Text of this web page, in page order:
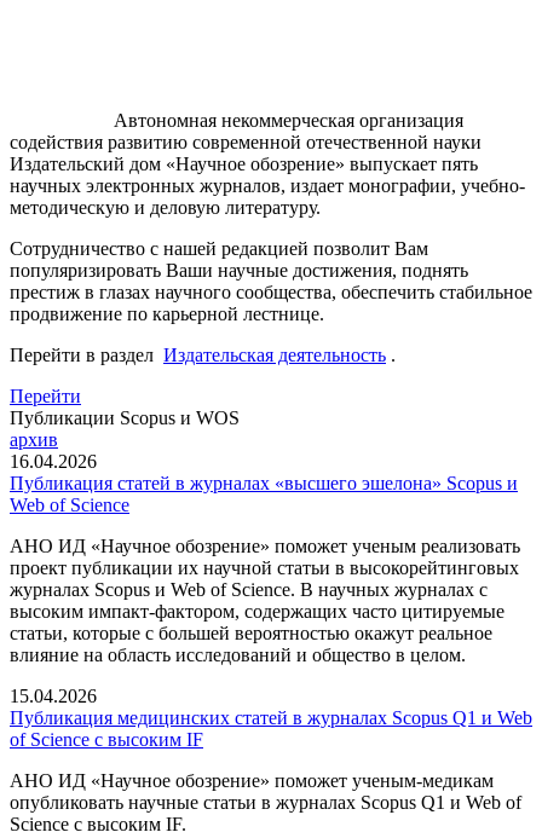
Автономная некоммерческая организация
содействия развитию современной отечественной науки
Издательский дом «Научное обозрение» выпускает пять
научных электронных журналов, издает монографии, учебно-
методическую и деловую литературу.
Сотрудничество с нашей редакцией позволит Вам
популяризировать Ваши научные достижения, поднять
престиж в глазах научного сообщества, обеспечить стабильное
продвижение по карьерной лестнице.
Перейти в раздел Издательская деятельность .
Перейти
Публикации Scopus и WOS
архив
16.04.2026
Публикация статей в журналах «высшего эшелона» Scopus и
Web of Science
АНО ИД «Научное обозрение» поможет ученым реализовать
проект публикации их научной статьи в высокорейтинговых
журналах Scopus и Web of Science. В научных журналах с
высоким импакт-фактором, содержащих часто цитируемые
статьи, которые с большей вероятностью окажут реальное
влияние на область исследований и общество в целом.
15.04.2026
Публикация медицинских статей в журналах Scopus Q1 и Web
of Science с высоким IF
АНО ИД «Научное обозрение» поможет ученым-медикам
опубликовать научные статьи в журналах Scopus Q1 и Web of
Science с высоким IF.